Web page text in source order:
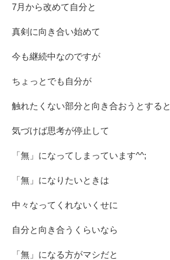
7月から改めて自分と
真剣に向き合い始めて
今も継続中なのですが
ちょっとでも自分が
触れたくない部分と向き合おうとすると
気づけば思考が停止して
「無」になってしまっています^^;
「無」になりたいときは
中々なってくれないくせに
自分と向き合うくらいなら
「無」になる方がマシだと